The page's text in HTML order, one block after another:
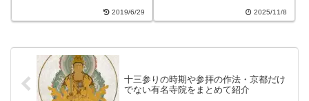
特殊素材のPHTとともに、効果
紹介。
2019/6/29
表付き 家庭と仕事を両立するコ
ツがつかめる 実際の体験談を交
2025/11/8
十三参りの時期や参拝の作法・京都だけ
でない有名寺院をまとめて紹介